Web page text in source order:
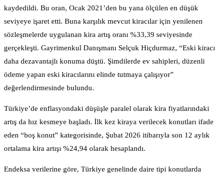
kaydedildi. Bu oran, Ocak 2021’den bu yana ölçülen en düşük
seviyeye işaret etti. Buna karşılık mevcut kiracılar için yenilenen
sözleşmelerde uygulanan kira artış oranı %33,39 seviyesinde
gerçekleşti. Gayrimenkul Danışmanı Selçuk Hiçdurmaz, “Eski kiracı
daha dezavantajlı konuma düştü. Şimdilerde ev sahipleri, düzenli
ödeme yapan eski kiracılarını elinde tutmaya çalışıyor”
değerlendirmesinde bulundu.
Türkiye’de enflasyondaki düşüşle paralel olarak kira fiyatlarındaki
artış da hız kesmeye başladı. İlk kez kiraya verilecek konutları ifade
eden “boş konut” kategorisinde, Şubat 2026 itibarıyla son 12 aylık
ortalama kira artışı %24,94 olarak hesaplandı.
Endeksa verilerine göre, Türkiye genelinde daire tipi konutlarda